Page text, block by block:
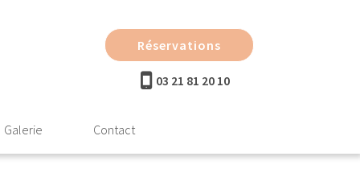
Galerie Contact
Réservations
03 21 81 20 10